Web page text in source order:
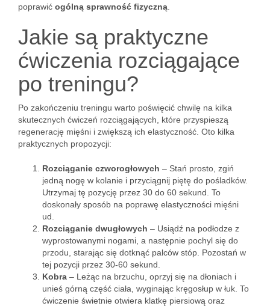
poprawić ogólną sprawność fizyczną
Jakie są praktyczne
ćwiczenia rozciągające
po treningu?
Po zakończeniu treningu warto poświęcić chwilę na kilka
skutecznych ćwiczeń rozciągających, które przyspieszą
regenerację mięśni i zwiększą ich elastyczność. Oto kilka
praktycznych propozycji:
Rozciąganie czworogłowych – Stań prosto, zgiń
jedną nogę w kolanie i przyciągnij piętę do pośladków.
Utrzymaj tę pozycję przez 30 do 60 sekund. To
doskonały sposób na poprawę elastyczności mięśni
ud.
Rozciąganie dwugłowych – Usiądź na podłodze z
wyprostowanymi nogami, a następnie pochyl się do
przodu, starając się dotknąć palców stóp. Pozostań w
tej pozycji przez 30-60 sekund.
Kobra – Leżąc na brzuchu, oprzyj się na dłoniach i
unieś górną część ciała, wyginając kręgosłup w łuk. To
ćwiczenie świetnie otwiera klatkę piersiową oraz